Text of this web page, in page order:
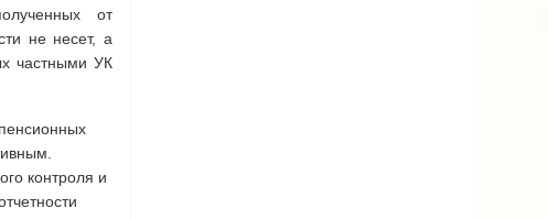
от
не несет, а
частными УК
контроля и